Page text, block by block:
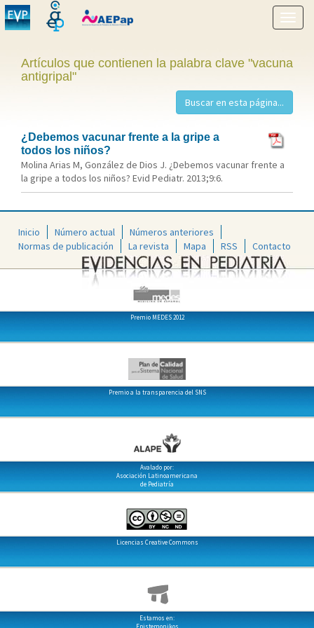
menú
Artículos que contienen la palabra clave "vacuna
antigripal"
¿Debemos vacunar frente a la gripe a
todos los niños?
Molina Arias M, González de Dios J. ¿Debemos vacunar frente a
la gripe a todos los niños? Evid Pediatr. 2013;9:6.
Inicio Número actual
Números anteriores
Normas de publicación
La revista Mapa RSS Contacto
Premio MEDES 2012
Premio a la transparencia del SNS
Avalado por:
Asociación Latinoamericana
de Pediatría
Licencias Creative Commons
Estamos en:
Epistemonikos